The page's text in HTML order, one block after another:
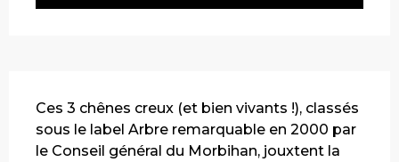
Ces 3 chênes creux (et bien vivants !), classés
sous le label Arbre remarquable en 2000 par
le Conseil général du Morbihan, jouxtent la